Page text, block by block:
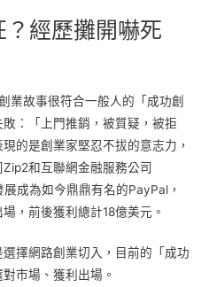
經歷攤開嚇死
業故事很符合一般人的「成功創
：「上門推銷，被質疑，被拒
的是創業家堅忍不拔的意志力，
和互聯網金融服務公司
成為如今鼎鼎有名的PayPal，
，前後獲利總計18億美元。
擇網路創業切入，目前的「成功
市場、獲利出場。